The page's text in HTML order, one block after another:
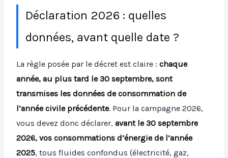
Déclaration 2026 : quelles
données, avant quelle date ?
La règle posée par le décret est claire :chaque
année, au plus tard le 30 septembre, sont
transmises les données de consommation de
l’année civile précédente. Pour la campagne 2026,
vous devez donc déclarer,avant le 30 septembre
2026, vos consommations d’énergie de l’année
2025, tous fluides confondus (électricité, gaz,